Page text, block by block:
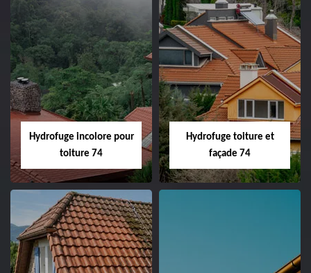
Hydrofuge incolore pour
toiture 74
Hydrofuge toiture et
façade 74